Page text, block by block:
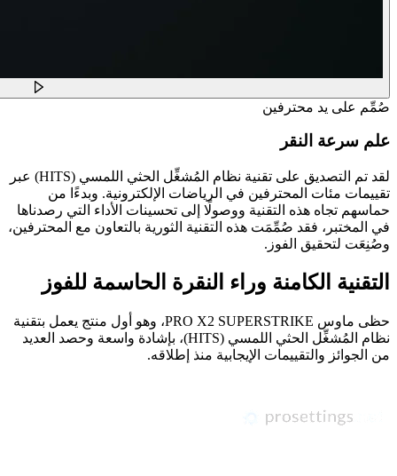
صُمِّم على يد محترفين
علم سرعة النقر
لقد تم التصديق على تقنية نظام المُشغِّل الحثي اللمسي (HITS) عبر
تقييمات مئات المحترفين في الرياضات الإلكترونية. وبدءًا من
حماسهم تجاه هذه التقنية ووصولًا إلى تحسينات الأداء التي رصدناها
في المختبر، فقد صُمِّمَت هذه التقنية الثورية بالتعاون مع المحترفين،
وصُنِعَت لتحقيق الفوز.
التقنية الكامنة وراء النقرة الحاسمة للفوز
حظى ماوس PRO X2 SUPERSTRIKE، وهو أول منتج يعمل بتقنية
نظام المُشغِّل الحثي اللمسي (HITS)، بإشادة واسعة وحصد العديد
من الجوائز والتقييمات الإيجابية منذ إطلاقه.